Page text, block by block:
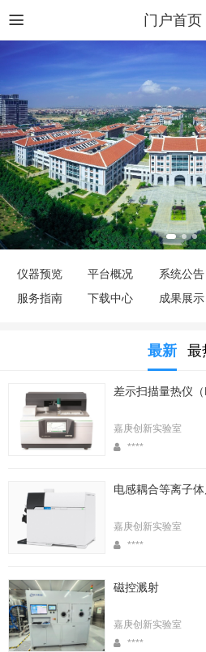
门户首页
仪器预览 平台概况 系统公告
服务指南
下载中心 成果展示
最新 最
差示扫描量热仪（
嘉庚创新实验室
****
电感耦合等离子
嘉庚创新实验室
****
磁控溅射
嘉庚创新实验室
****